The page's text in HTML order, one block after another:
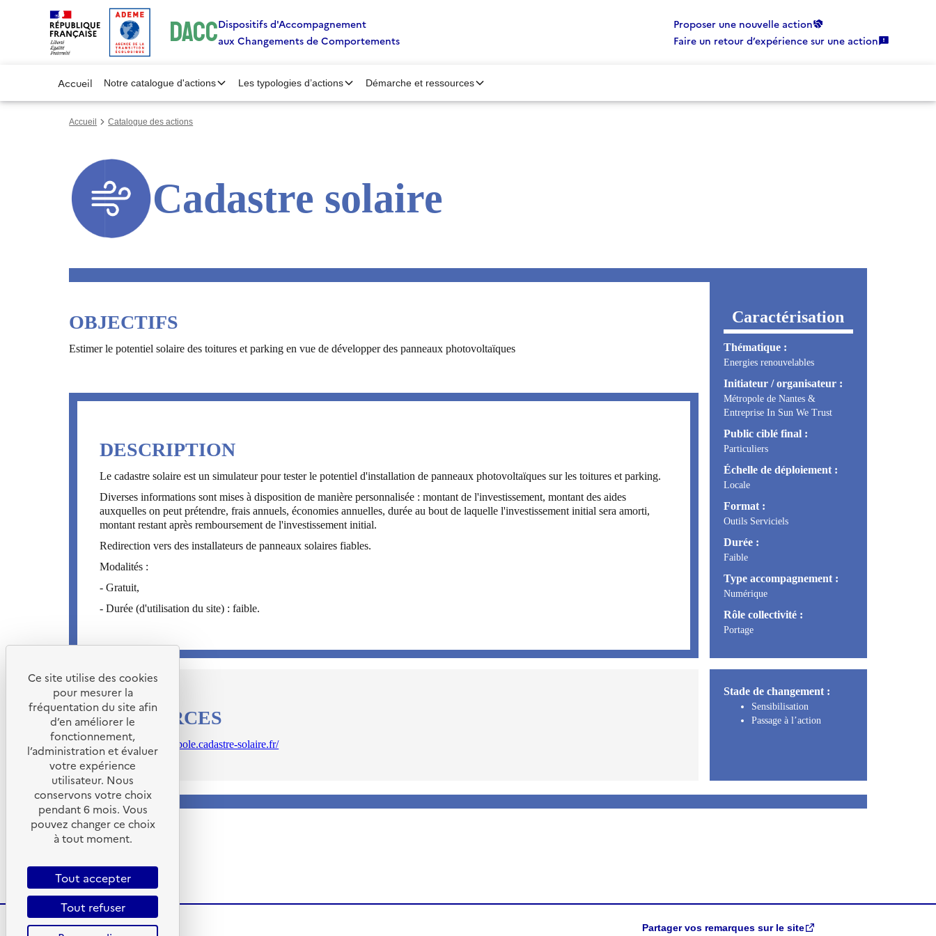
DACCDispositifs d'Accompagnement
aux Changements de Comportements
Proposer une nouvelle action
Faire un retour d’expérience sur une action
Accueil Notre catalogue d'actions Les typologies d’actions Démarche et ressources
Accueil Catalogue des actions
Cadastre solaire
OBJECTIFS
Estimer le potentiel solaire des toitures et parking en vue de développer des panneaux photovoltaïques
Caractérisation
Thématique :
Energies renouvelables
Initiateur / organisateur :
Métropole de Nantes &
Entreprise In Sun We Trust
Public ciblé final :
Particuliers
Échelle de déploiement :
Locale
Format :
Outils Serviciels
Durée :
Faible
Type accompagnement :
Numérique
Rôle collectivité :
Portage
DESCRIPTION
Le cadastre solaire est un simulateur pour tester le potentiel d'installation de panneaux photovoltaïques sur les toitures et parking.
Diverses informations sont mises à disposition de manière personnalisée : montant de l'investissement, montant des aides
auxquelles on peut prétendre, frais annuels, économies annuelles, durée au bout de laquelle l'investissement initial sera amorti,
montant restant après remboursement de l'investissement initial.
Redirection vers des installateurs de panneaux solaires fiables.
Modalités :
- Gratuit,
- Durée (d'utilisation du site) : faible.
RESSOURCES
https://nantes-metropole.cadastre-solaire.fr/
Stade de changement :
Sensibilisation
Passage à l’action
Partager vos remarques sur le site
Gestion des cookies
Ce site utilise des cookies
pour mesurer la
fréquentation du site afin
d’en améliorer le
fonctionnement,
l’administration et évaluer
votre expérience
utilisateur. Nous
conservons votre choix
pendant 6 mois. Vous
pouvez changer ce choix
à tout moment.
Tout accepter
Tout refuser